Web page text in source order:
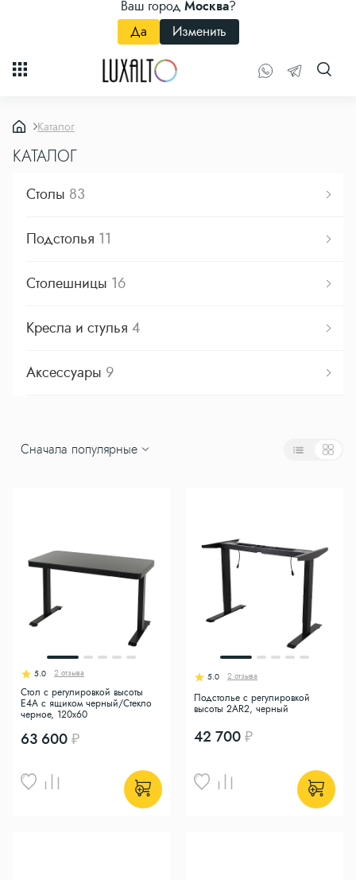
Ваш город Москва?
Да
Изменить
Каталог
КАТАЛОГ
Столы 83
Подстолья 11
Столешницы 16
Кресла и стулья 4
Аксессуары 9
Сначала популярные
63 600
5.0 2 отзыва
Стол с регулировкой высоты
E4A с ящиком черный/Стекло
черное, 120x60
42 700
5.0 2 отзыва
Подстолье с регулировкой
высоты 2AR2, черный